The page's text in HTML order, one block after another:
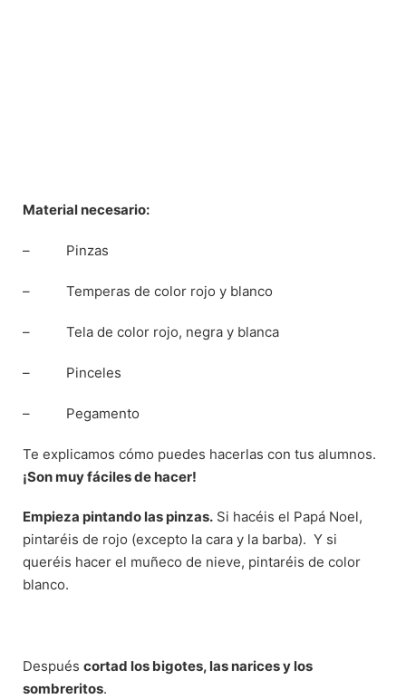
Material necesario:
– Pinzas
– Temperas de color rojo y blanco
– Tela de color rojo, negra y blanca
– Pinceles
– Pegamento
Te explicamos cómo puedes hacerlas con tus alumnos.
¡Son muy fáciles de hacer!
Empieza pintando las pinzas. Si hacéis el Papá Noel,
pintaréis de rojo (excepto la cara y la barba). Y si
queréis hacer el muñeco de nieve, pintaréis de color
blanco.
Después cortad los bigotes, las narices y los
sombreritos.